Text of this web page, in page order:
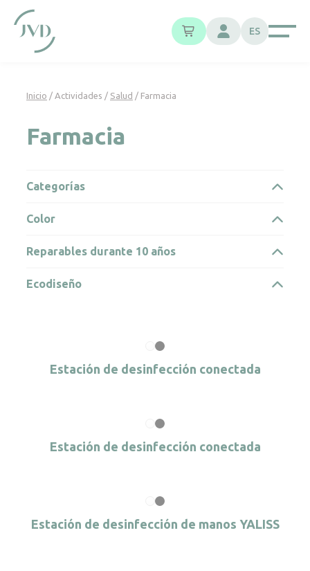
ES
Inicio / Actividades / Salud / Farmacia
Farmacia
Estación de desinfección conectada
Estación de desinfección conectada
Estación de desinfección de manos YALISS
Categorías
Color
Reparables durante 10 años
Ecodiseño
Panel de gestión de cookies